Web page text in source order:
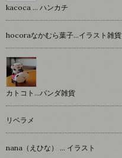
kacoca ... ハンカチ
hocoraなかむら葉子…イラスト雑貨
カトコト…パンダ雑貨
リベラメ
nana（えひな） … イラスト